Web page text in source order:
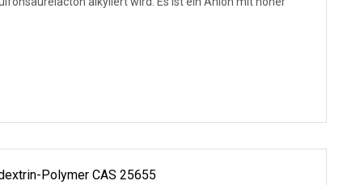
Polymer CAS 25655